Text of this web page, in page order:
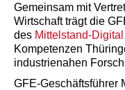
Gemeinsam mit
Wirtschaft trägt die
des Mittelstand-
Kompetenzen
industrienahen
GFE-Geschäftsführer